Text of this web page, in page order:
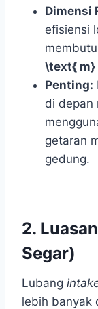
Dimensi
efisiensi
\text{ m}
Penting:
di depan
getaran
gedung.
2.
Segar)
Lubang
lebih banyak